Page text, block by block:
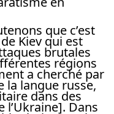
que c’est
Kiev qui est
brutales
régions
a cherché par
la langue russe,
dans des
l’Ukraine]. Dans